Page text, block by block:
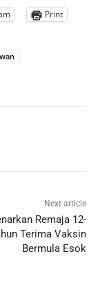
Print
Next article
Remaja 12-
Terima Vaksin
Bermula Esok